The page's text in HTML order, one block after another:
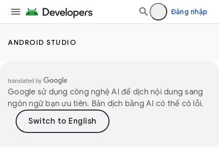
Đăng nhập
ANDROID STUDIO
Google sử dụng công nghệ AI để dịch nội dung sang
ngôn ngữ bạn ưu tiên. Bản dịch bằng AI có thể có lỗi.